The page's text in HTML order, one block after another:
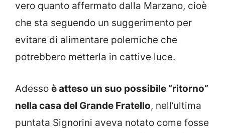
vero quanto affermato dalla Marzano, cioè
che sta seguendo un suggerimento per
evitare di alimentare polemiche che
potrebbero metterla in cattive luce.
Adesso è atteso un suo possibile “ritorno”
nella casa del Grande Fratello, nell’ultima
puntata Signorini aveva notato come fosse